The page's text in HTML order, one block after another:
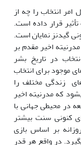
انتخاب را چه از
قرار داده است.
گیدنز نمایان است.
اخیر مقدم بر
در تاریخ بشر
موجود برای انتخاب
زندگی مختلف را
که مدرنیته اخیر
در‌ محیطی جهانی با
کنونی سنت بیشتر‌
بر اساس بازی
در واقع هر قدر